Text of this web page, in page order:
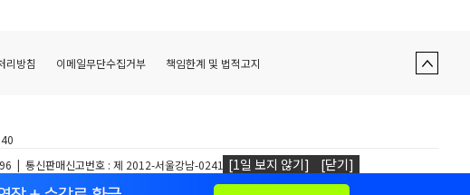
리방침 이메일무단수집거부 책임한계 및 법적고지
| 통신판매신고번호 : 제 2012-서울강남-02418 |FAX: 02)556-5761